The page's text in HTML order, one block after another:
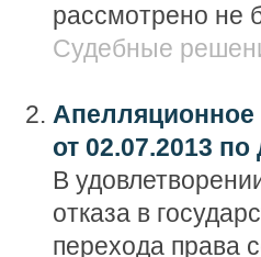
рассмотрено не
Судебные
Апелляционное
от 02.07.2013
В
отказа в
перехода права